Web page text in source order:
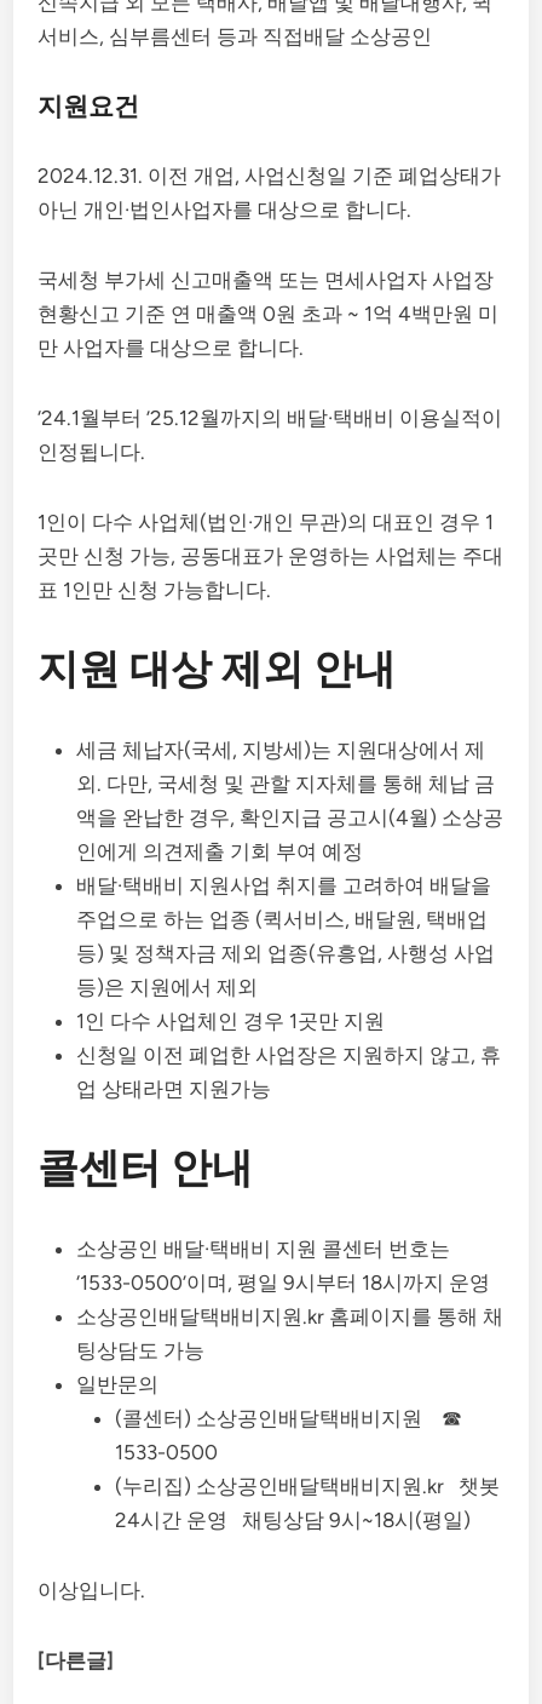
서비스, 심부름센터 등과 직접배달 소상공인
지원요건
2024.12.31. 이전 개업, 사업신청일 기준 폐업상태가
아닌 개인·법인사업자를 대상으로 합니다.
국세청 부가세 신고매출액 또는 면세사업자 사업장
현황신고 기준 연 매출액 0원 초과 ~ 1억 4백만원 미
만 사업자를 대상으로 합니다.
‘24.1월부터 ’25.12월까지의 배달·택배비 이용실적이
인정됩니다.
1인이 다수 사업체(법인·개인 무관)의 대표인 경우 1
곳만 신청 가능, 공동대표가 운영하는 사업체는 주대
표 1인만 신청 가능합니다.
지원 대상 제외 안내
세금 체납자(국세, 지방세)는 지원대상에서 제
외. 다만, 국세청 및 관할 지자체를 통해 체납 금
액을 완납한 경우, 확인지급 공고시(4월) 소상공
인에게 의견제출 기회 부여 예정
배달·택배비 지원사업 취지를 고려하여 배달을
주업으로 하는 업종 (퀵서비스, 배달원, 택배업
등) 및 정책자금 제외 업종(유흥업, 사행성 사업
등)은 지원에서 제외
1인 다수 사업체인 경우 1곳만 지원
신청일 이전 폐업한 사업장은 지원하지 않고, 휴
업 상태라면 지원가능
콜센터 안내
소상공인 배달·택배비 지원 콜센터 번호는
‘1533-0500’이며, 평일 9시부터 18시까지 운영
소상공인배달택배비지원.kr 홈페이지를 통해 채
팅상담도 가능
일반문의
(콜센터) 소상공인배달택배비지원 ☎
1533-0500
(누리집) 소상공인배달택배비지원.kr 챗봇
24시간 운영 채팅상담 9시~18시(평일)
이상입니다.
[다른글]